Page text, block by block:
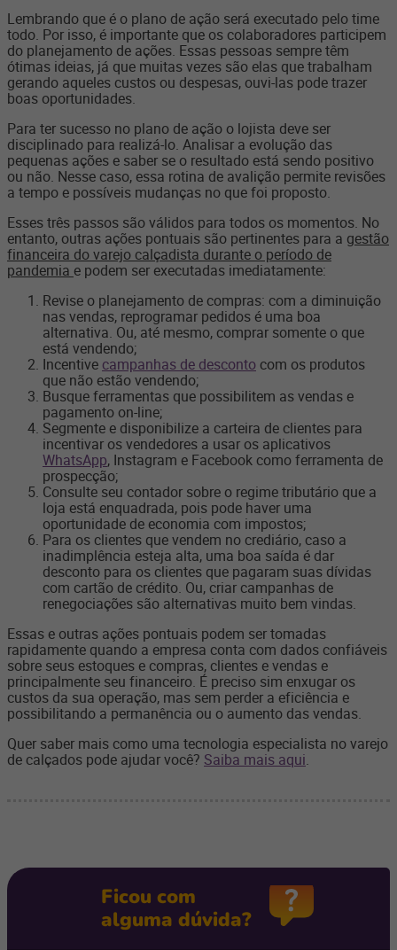
Lembrando que é o plano de ação será executado pelo time
todo. Por isso, é importante que os colaboradores participem
do planejamento de ações. Essas pessoas sempre têm
ótimas ideias, já que muitas vezes são elas que trabalham
gerando aqueles custos ou despesas, ouvi-las pode trazer
boas oportunidades.
Para ter sucesso no plano de ação o lojista deve ser
disciplinado para realizá-lo. Analisar a evolução das
pequenas ações e saber se o resultado está sendo positivo
ou não. Nesse caso, essa rotina de avalição permite revisões
a tempo e possíveis mudanças no que foi proposto.
Esses três passos são válidos para todos os momentos. No
entanto, outras ações pontuais são pertinentes para a gestão
financeira do varejo calçadista durante o período de
pandemia e podem ser executadas imediatamente:
Revise o planejamento de compras: com a diminuição
nas vendas, reprogramar pedidos é uma boa
alternativa. Ou, até mesmo, comprar somente o que
está vendendo;
Incentive campanhas de desconto com os produtos
que não estão vendendo;
Busque ferramentas que possibilitem as vendas e
pagamento on-line;
Segmente e disponibilize a carteira de clientes para
incentivar os vendedores a usar os aplicativos
WhatsApp, Instagram e Facebook como ferramenta de
prospecção;
Consulte seu contador sobre o regime tributário que a
loja está enquadrada, pois pode haver uma
oportunidade de economia com impostos;
Para os clientes que vendem no crediário, caso a
inadimplência esteja alta, uma boa saída é dar
desconto para os clientes que pagaram suas dívidas
com cartão de crédito. Ou, criar campanhas de
renegociações são alternativas muito bem vindas.
Essas e outras ações pontuais podem ser tomadas
rapidamente quando a empresa conta com dados confiáveis
sobre seus estoques e compras, clientes e vendas e
principalmente seu financeiro. É preciso sim enxugar os
custos da sua operação, mas sem perder a eficiência e
possibilitando a permanência ou o aumento das vendas.
Quer saber mais como uma tecnologia especialista no varejo
de calçados pode ajudar você? Saiba mais aqui.
Ficou com
alguma dúvida?